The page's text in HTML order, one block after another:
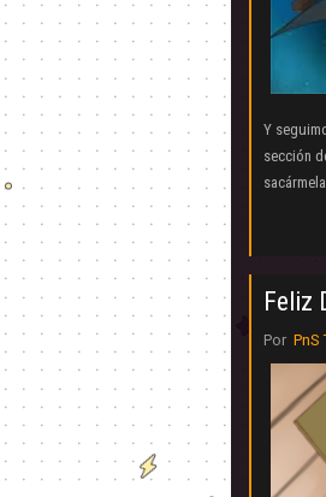
Y
sección
Feliz
Por PnS